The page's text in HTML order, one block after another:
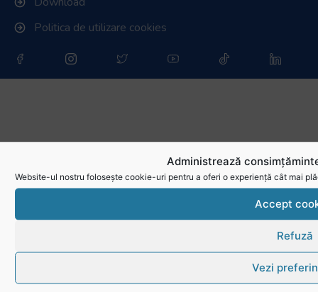
Administrează
Website-ul nostru folosește cookie-uri pentru a oferi o experiență cât mai
Accept
Refuză
Vezi
Politica de utilizare cookies